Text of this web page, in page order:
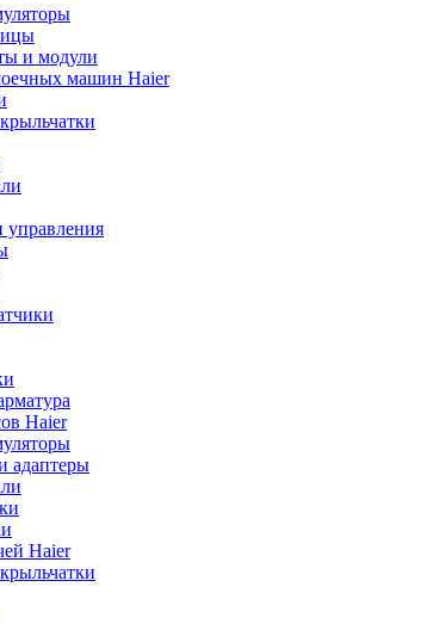
и модули
машин Haier
Haier
адаптеры
Haier